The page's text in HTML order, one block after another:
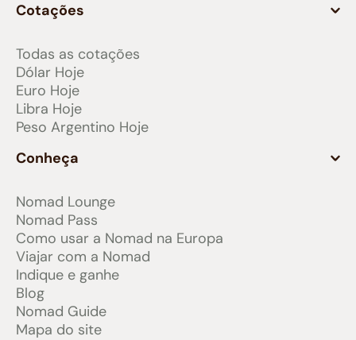
Cotações
Todas as cotações
Dólar Hoje
Euro Hoje
Libra Hoje
Peso Argentino Hoje
Conheça
Nomad Lounge
Nomad Pass
Como usar a Nomad na Europa
Viajar com a Nomad
Indique e ganhe
Blog
Nomad Guide
Mapa do site